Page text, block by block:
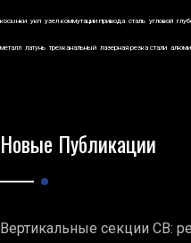
косынки укп узел коммутации привода сталь угловой
металл латунь трехканальный лазерная резка стали
Новые Публикации
Вертикальные секции СВ: